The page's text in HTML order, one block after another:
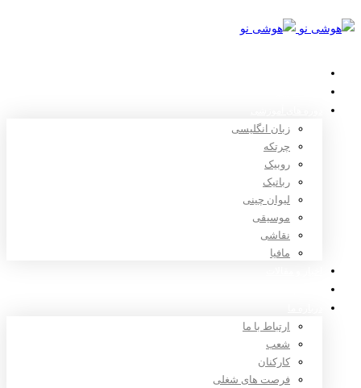
زبان انگلیسی
چرتکه
روبیک
رباتیک
لیوان چینی
موسیقی
نقاشی
مافیا
ارتباط با ما
شعب
کارکنان
فرصت های شغلی